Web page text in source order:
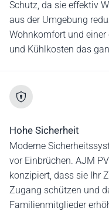
Schutz, da sie effektiv
aus der Umgebung
Wohnkomfort und einer
und Kühlkosten das
Hohe Sicherheit
Moderne
vor Einbrüchen. AJM
konzipiert, dass sie Ihr
Zugang schützen und
Familienmitglieder